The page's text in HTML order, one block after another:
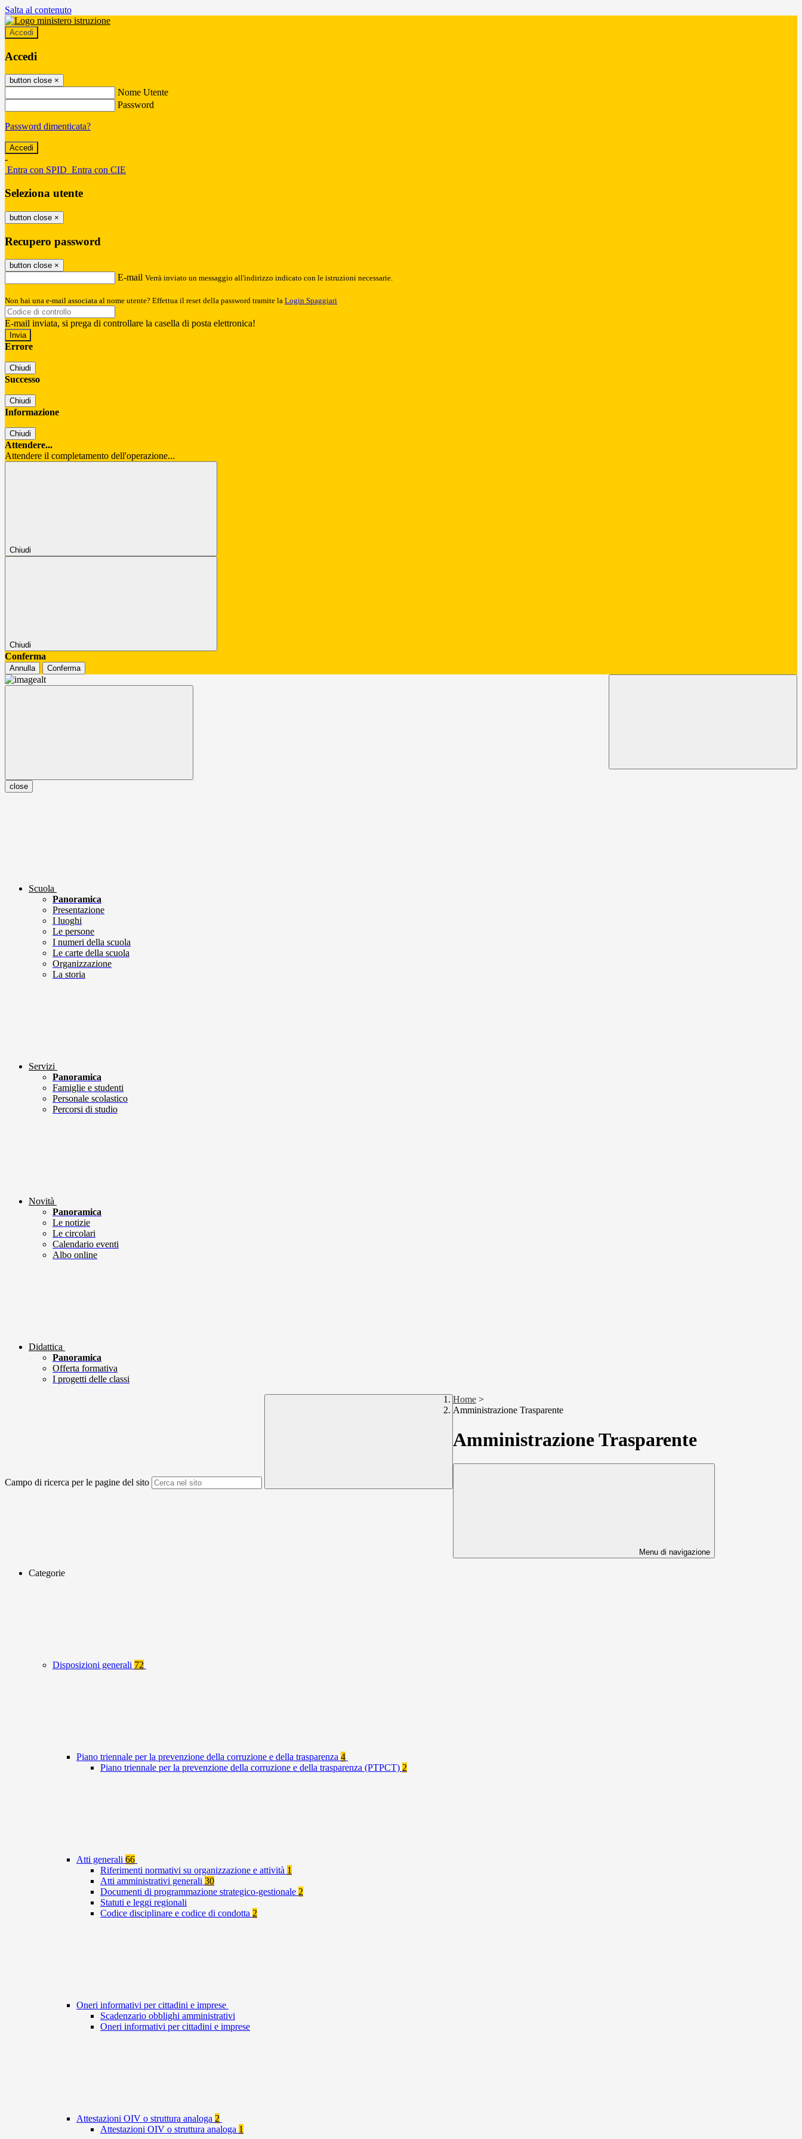
Salta al contenuto
Accedi
Accedi
button close ×
Nome Utente
Password
Password dimenticata?
-
Entra con SPID Entra con CIE
Seleziona utente
button close ×
Recupero password
button close ×
E-mail Verrà inviato un messaggio all'indirizzo indicato con le istruzioni necessarie.
Non hai una e-mail associata al nome utente? Effettua il reset della password tramite la Login Spaggiari
E-mail inviata, si prega di controllare la casella di posta elettronica!
Errore
Chiudi
Successo
Chiudi
Informazione
Chiudi
Attendere...
Attendere il completamento dell'operazione...
Chiudi
Chiudi
Conferma
Annulla Conferma
close
Scuola
Panoramica
Presentazione
I luoghi
Le persone
I numeri della scuola
Le carte della scuola
Organizzazione
La storia
Servizi
Panoramica
Famiglie e studenti
Personale scolastico
Percorsi di studio
Novità
Panoramica
Le notizie
Le circolari
Calendario eventi
Albo online
Didattica
Panoramica
Offerta formativa
I progetti delle classi
Campo di ricerca per le pagine del sito
Home >
Amministrazione Trasparente
Amministrazione Trasparente
Menu di navigazione
Categorie
Disposizioni generali 72
Piano triennale per la prevenzione della corruzione e della trasparenza 4
Piano triennale per la prevenzione della corruzione e della trasparenza (PTPCT) 2
Atti generali 66
Riferimenti normativi su organizzazione e attività 1
Atti amministrativi generali 30
Documenti di programmazione strategico-gestionale 2
Statuti e leggi regionali
Codice disciplinare e codice di condotta 2
Oneri informativi per cittadini e imprese
Scadenzario obblighi amministrativi
Oneri informativi per cittadini e imprese
Attestazioni OIV o struttura analoga 2
Attestazioni OIV o struttura analoga 1